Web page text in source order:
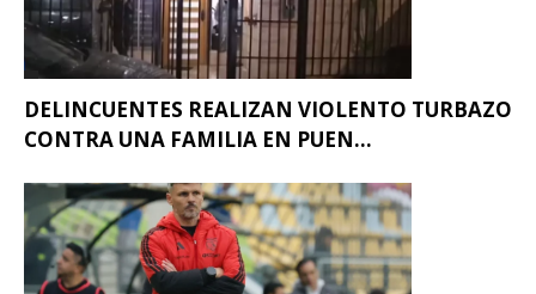
DELINCUENTES REALIZAN VIOLENTO TURBAZO
CONTRA UNA FAMILIA EN PUEN...